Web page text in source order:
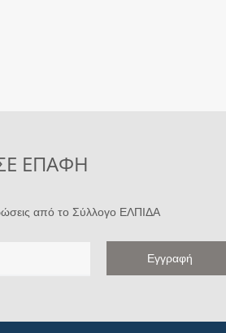
ΕΠΑΦΗ
από το Σύλλογο ΕΛΠΙΔΑ